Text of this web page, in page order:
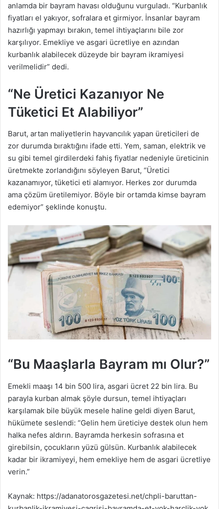
anlamda bir bayram havası olduğunu vurguladı. “Kurbanlık
fiyatları el yakıyor, sofralara et girmiyor. İnsanlar bayram
hazırlığı yapmayı bırakın, temel ihtiyaçlarını bile zor
karşılıyor. Emekliye ve asgari ücretliye en azından
kurbanlık alabilecek düzeyde bir bayram ikramiyesi
verilmelidir” dedi.
“Ne Üretici Kazanıyor Ne
Tüketici Et Alabiliyor”
Barut, artan maliyetlerin hayvancılık yapan üreticileri de
zor durumda bıraktığını ifade etti. Yem, saman, elektrik ve
su gibi temel girdilerdeki fahiş fiyatlar nedeniyle üreticinin
üretmekte zorlandığını söyleyen Barut, “Üretici
kazanamıyor, tüketici eti alamıyor. Herkes zor durumda
ama çözüm üretilemiyor. Böyle bir ortamda kimse bayram
edemiyor” şeklinde konuştu.
“Bu Maaşlarla Bayram mı Olur?”
Emekli maaşı 14 bin 500 lira, asgari ücret 22 bin lira. Bu
parayla kurban almak şöyle dursun, temel ihtiyaçları
karşılamak bile büyük mesele haline geldi diyen Barut,
hükümete seslendi: “Gelin hem üreticiye destek olun hem
halka nefes aldırın. Bayramda herkesin sofrasına et
girebilsin, çocukların yüzü gülsün. Kurbanlık alabilecek
kadar bir ikramiyeyi, hem emekliye hem de asgari ücretliye
verin.”
Kaynak: https://adanatorosgazetesi.net/chpli-baruttan-